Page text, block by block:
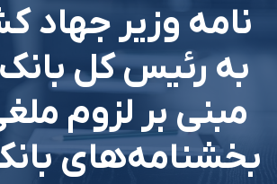
نامه وزیر جهاد
به رئیس کل
مبنی بر لزوم
بخشنامه‌های